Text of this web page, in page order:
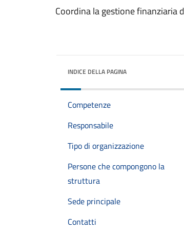
Coordina la gestione finanziaria
INDICE DELLA PAGINA
Competenze
Responsabile
Tipo di organizzazione
Persone che compongono la
struttura
Sede principale
Contatti